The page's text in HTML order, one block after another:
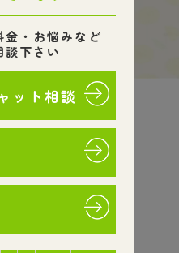
ジが新しくなりました。
した。